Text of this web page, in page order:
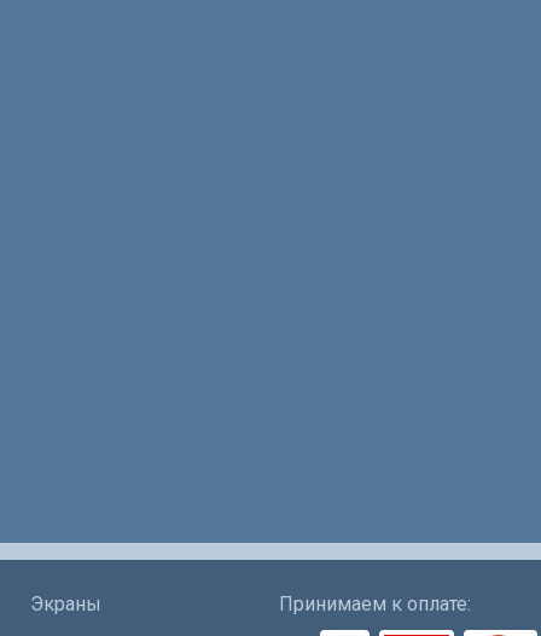
Экраны
Принимаем к оплате: